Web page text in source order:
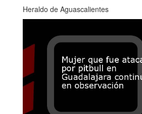
Heraldo de Aguascalientes